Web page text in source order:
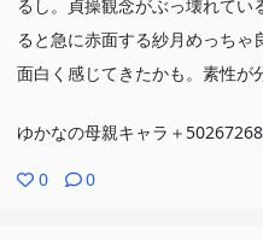
るし。貞操観念がぶっ壊れて
ると急に赤面する紗月めっちゃ
面白く感じてきたかも。素性が
ゆかなの母親キャラ＋
0 0